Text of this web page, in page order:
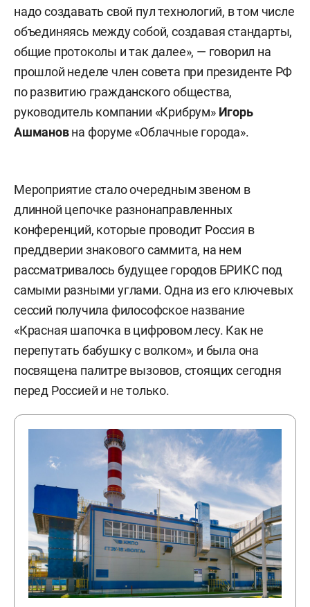
надо создавать свой пул технологий, в том числе
объединяясь между собой, создавая стандарты,
общие протоколы и так далее», — говорил на
прошлой неделе член совета при президенте РФ
по развитию гражданского общества,
руководитель компании «Крибрум» Игорь
Ашмановна форуме «Облачные города».
Мероприятие стало очередным звеном в
длинной цепочке разнонаправленных
конференций, которые проводит Россия в
преддверии знакового саммита, на нем
рассматривалось будущее городов БРИКС под
самыми разными углами. Одна из его ключевых
сессий получила философское название
«Красная шапочка в цифровом лесу. Как не
перепутать бабушку с волком», и была она
посвящена палитре вызовов, стоящих сегодня
перед Россией и не только.